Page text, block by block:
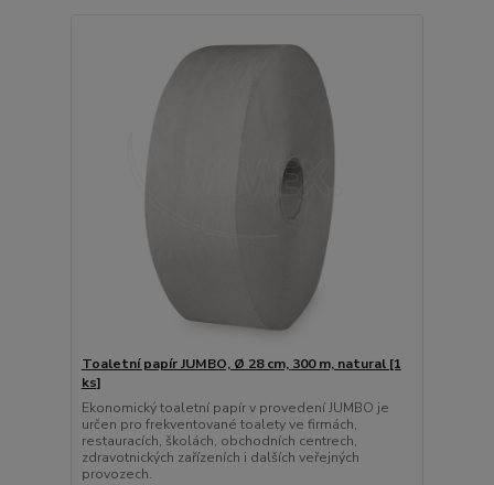
Toaletní papír JUMBO, Ø 28 cm, 300 m, natural [1
ks]
Ekonomický toaletní papír v provedení JUMBO je
určen pro frekventované toalety ve firmách,
restauracích, školách, obchodních centrech,
zdravotnických zařízeních i dalších veřejných
provozech.